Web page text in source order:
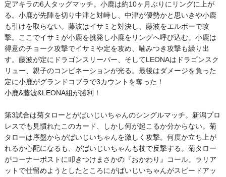
定アキラの6人タッグマッチ。小鹿は約10ヶ月ぶりにリングに上が
る。小鹿が先陣を切り中津と対峙し、中津が優勢かと思いきや小鹿
も引けを取らない。藤波はイサミと対決し、藤波をエルボーで攻
撃。ここでイサミが小鹿を挑発し小鹿をリングへ呼び込む。小鹿は
得意のチョーク攻撃でイサミや定を攻め、噛みつき攻撃も繰り出
す。藤波が定にドラゴンスリーパー、そしてLEONAはドラゴンスク
リュー、親子のコンビネーションが光る。最後はダメージを負った
定に小鹿がグランドコブラで3カウントを奪った！
小鹿&藤波&LEONA組が勝利！
第3試合は菊タローとがばいじいちゃんのシングルマッチ。新潟プロ
レスでも見慣れたこのカード、しかし何が起こるか分からない。菊
タローは序盤からがばいじいちゃんを激しく攻撃。何度か立ち上が
れるか心配になるも、がばいじいちゃんも杖で反撃する。菊タロー
がコーナーポストに叩きつけまさかの『おかわり』コール。ラリア
ットで仕留めようとしたところにがばいじいちゃんがスピードアッ